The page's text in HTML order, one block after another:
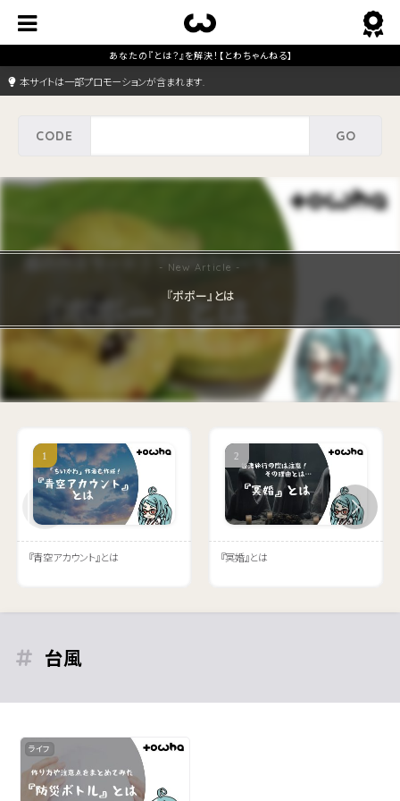
本サイトは一部プロモーションが含まれます.
『ポポー』とは
『青空アカウント』とは 『冥婚』とは
台風
ライフ